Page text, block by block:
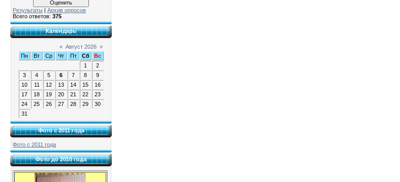
Результаты
Архив опросов
Всего ответов: 375
Календарь
« Август 2026 »
Пн
Вт Ср Чт Пт Сб
Вс
1
2
3
4 5 6 7 8
9
10
11 12 13 14 15
16
17
18 19 20 21 22
23
24
25 26 27 28 29
30
31
Фото с 2011 года
Фото с 2011 года
Фото до 2010 года